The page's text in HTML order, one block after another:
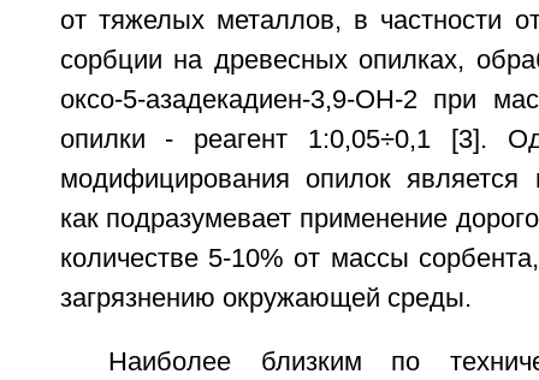
от тяжелых металлов, в частности
сорбции на древесных опилках,
оксо-5-азадекадиен-3,9-ОН-2 при
опилки - реагент 1:0,05÷0,1 [3].
модифицирования опилок является
как подразумевает применение
количестве 5-10% от массы
загрязнению окружающей среды.
Наиболее близким по